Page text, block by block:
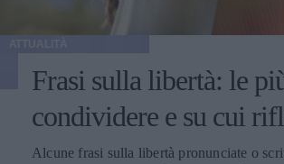
Frasi sulla libertà: le
condividere e su cui
Alcune frasi sulla libertà pronunciate o